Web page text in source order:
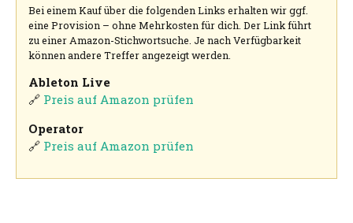
Bei einem Kauf über die folgenden Links erhalten wir ggf.
eine Provision – ohne Mehrkosten für dich. Der Link führt
zu einer Amazon-Stichwortsuche. Je nach Verfügbarkeit
können andere Treffer angezeigt werden.
Ableton Live
🔗 Preis auf Amazon prüfen
Operator
🔗 Preis auf Amazon prüfen